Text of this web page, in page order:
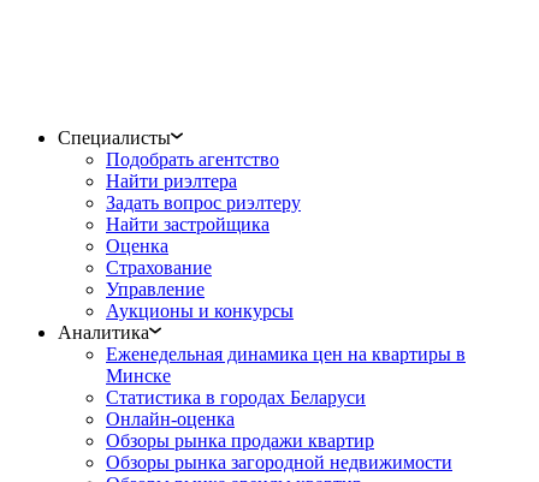
Специалисты
Подобрать агентство
Найти риэлтера
Задать вопрос риэлтеру
Найти застройщика
Оценка
Страхование
Управление
Аукционы и конкурсы
Аналитика
Еженедельная динамика цен на квартиры в
Минске
Статистика в городах Беларуси
Онлайн-оценка
Обзоры рынка продажи квартир
Обзоры рынка загородной недвижимости